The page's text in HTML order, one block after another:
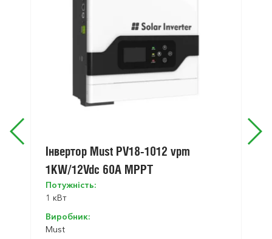
Інвертор Must PV18-1012 vpm
1KW/12Vdc 60A MPPT
Потужність:
1 кВт
Виробник:
Must